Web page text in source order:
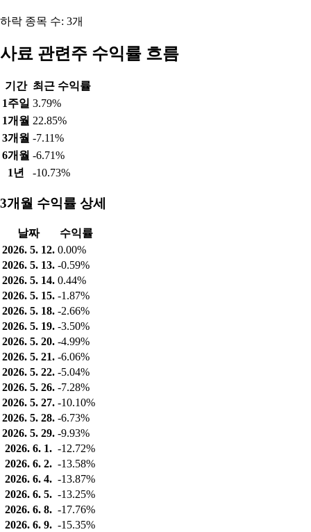
하락 종목 수: 3개
사료 관련주 수익률 흐름
기간 최근 수익률
1주일 3.79%
1개월 22.85%
3개월 -7.11%
6개월 -6.71%
1년
-10.73%
3개월 수익률 상세
날짜
수익률
2026. 5. 12. 0.00%
2026. 5. 13. -0.59%
2026. 5. 14. 0.44%
2026. 5. 15. -1.87%
2026. 5. 18. -2.66%
2026. 5. 19. -3.50%
2026. 5. 20. -4.99%
2026. 5. 21. -6.06%
2026. 5. 22. -5.04%
2026. 5. 26. -7.28%
2026. 5. 27. -10.10%
2026. 5. 28. -6.73%
2026. 5. 29. -9.93%
2026. 6. 1. -12.72%
2026. 6. 2. -13.58%
2026. 6. 4. -13.87%
2026. 6. 5. -13.25%
2026. 6. 8. -17.76%
2026. 6. 9. -15.35%